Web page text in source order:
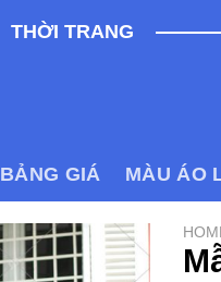
THỜI TRANG
BẢNG GIÁ MÀU ÁO